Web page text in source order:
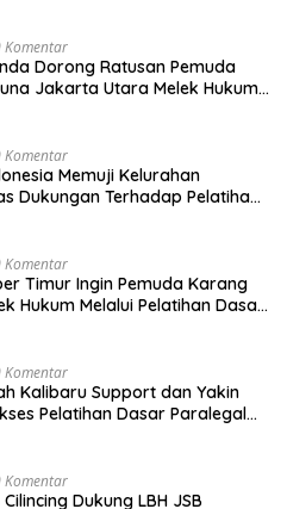
Komentar
Dorong Ratusan Pemuda
Jakarta Utara Melek Hukum
Komentar
Memuji Kelurahan
Dukungan Terhadap Pelatihan
Komentar
Timur Ingin Pemuda Karang
Hukum Melalui Pelatihan Dasar
Komentar
Kalibaru Support dan Yakin
Pelatihan Dasar Paralegal
Komentar
Dukung LBH JSB